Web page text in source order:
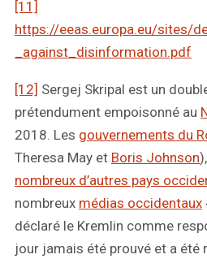
[11]
https://eeas.europa.eu/sites/
_against_disinformation.pdf
[12] Sergej Skripal est un
prétendument empoisonné au
2018. Les gouvernements du
Theresa May et Boris Johnson
nombreux d’autres pays
nombreux médias occidentaux
déclaré le Kremlin comme
jour jamais été prouvé et a été